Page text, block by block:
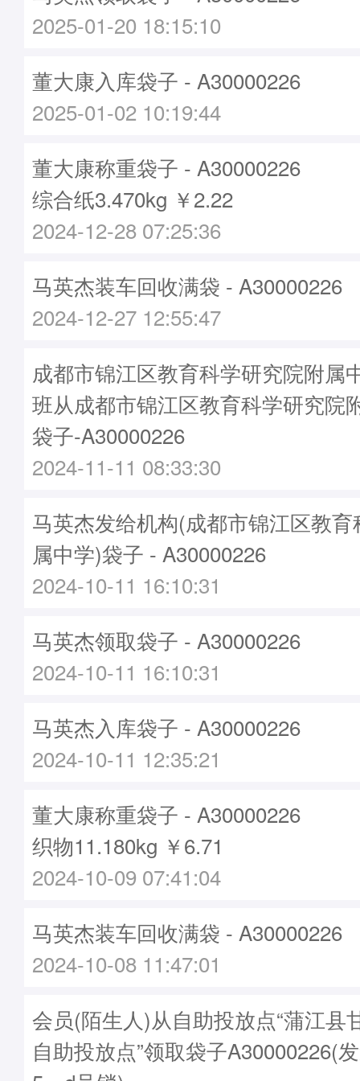
2025-01-20 18:15:10
董大康入库袋子 - A30000226
2025-01-02 10:19:44
董大康称重袋子 - A30000226
综合纸3.470kg ￥2.22
2024-12-28 07:25:36
马英杰装车回收满袋 - A30000226
2024-12-27 12:55:47
成都市锦江区教育科学研究院附属
班从成都市锦江区教育科学研究院
袋子-A30000226
2024-11-11 08:33:30
马英杰发给机构(成都市锦江区教
属中学)袋子 - A30000226
2024-10-11 16:10:31
马英杰领取袋子 - A30000226
2024-10-11 16:10:31
马英杰入库袋子 - A30000226
2024-10-11 12:35:21
董大康称重袋子 - A30000226
织物11.180kg ￥6.71
2024-10-09 07:41:04
马英杰装车回收满袋 - A30000226
2024-10-08 11:47:01
会员(陌生人)从自助投放点“蒲江县
自助投放点”领取袋子A30000226(